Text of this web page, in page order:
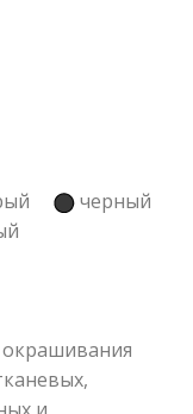
черный
окрашивания